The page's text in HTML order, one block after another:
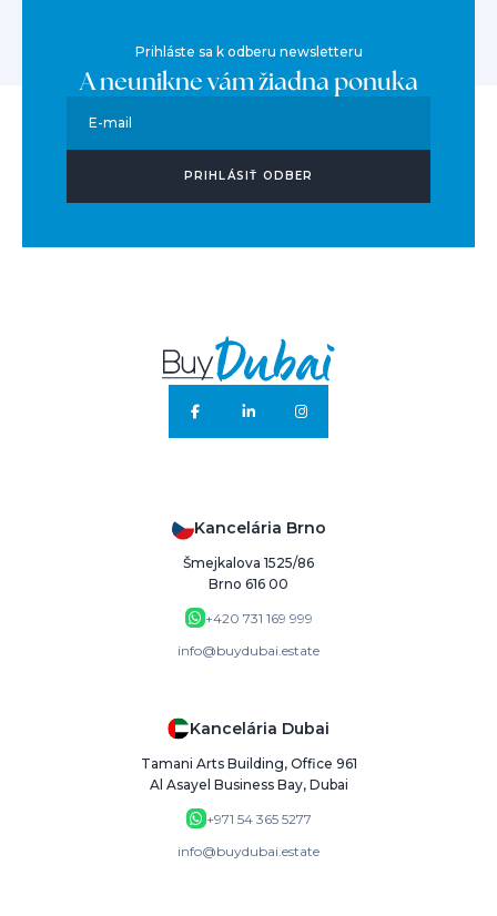
Prihláste sa k odberu newsletteru
A neunikne vám žiadna ponuka
E-mail
PRIHLÁSIŤ ODBER
Kancelária Brno
Šmejkalova 1525/86
Brno 616 00
+420 731 169 999
info@buydubai.estate
Kancelária Dubai
Tamani Arts Building, Office 961
Al Asayel Business Bay, Dubai
+971 54 365 5277
info@buydubai.estate